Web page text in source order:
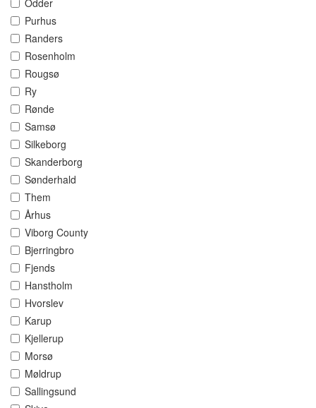
Odder
Purhus
Randers
Rosenholm
Rougsø
Ry
Rønde
Samsø
Silkeborg
Skanderborg
Sønderhald
Them
Århus
Viborg County
Bjerringbro
Fjends
Hanstholm
Hvorslev
Karup
Kjellerup
Morsø
Møldrup
Sallingsund